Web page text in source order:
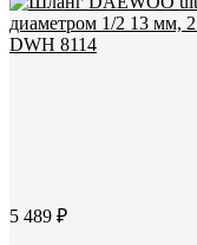
5 489 ₽